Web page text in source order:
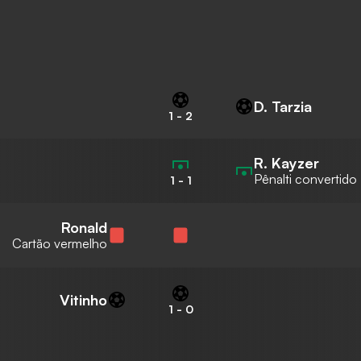
1 - 2
D. Tarzia
1 - 1
R. Kayzer
Pênalti convertido
Ronald
Cartão vermelho
Vitinho
1 - 0